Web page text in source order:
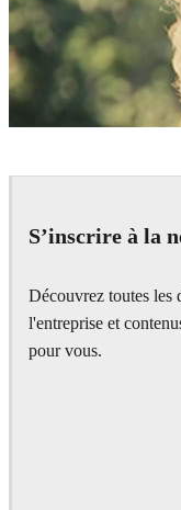
S’inscrire à la
Découvrez toutes les
l'entreprise et
pour vous.